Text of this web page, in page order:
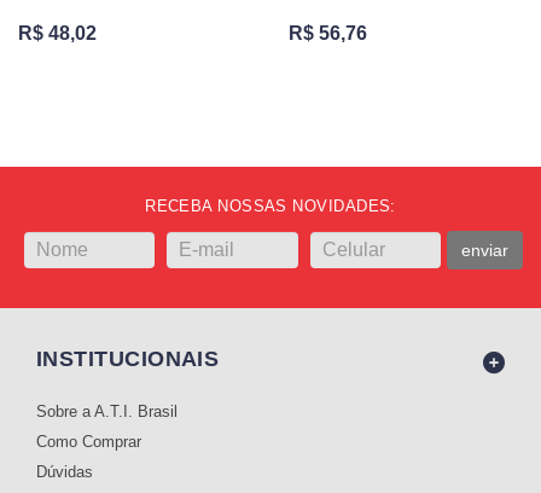
R$ 48,02 R$ 56,76
RECEBA NOSSAS NOVIDADES:
enviar
INSTITUCIONAIS
Sobre a A.T.I. Brasil
Como Comprar
Dúvidas